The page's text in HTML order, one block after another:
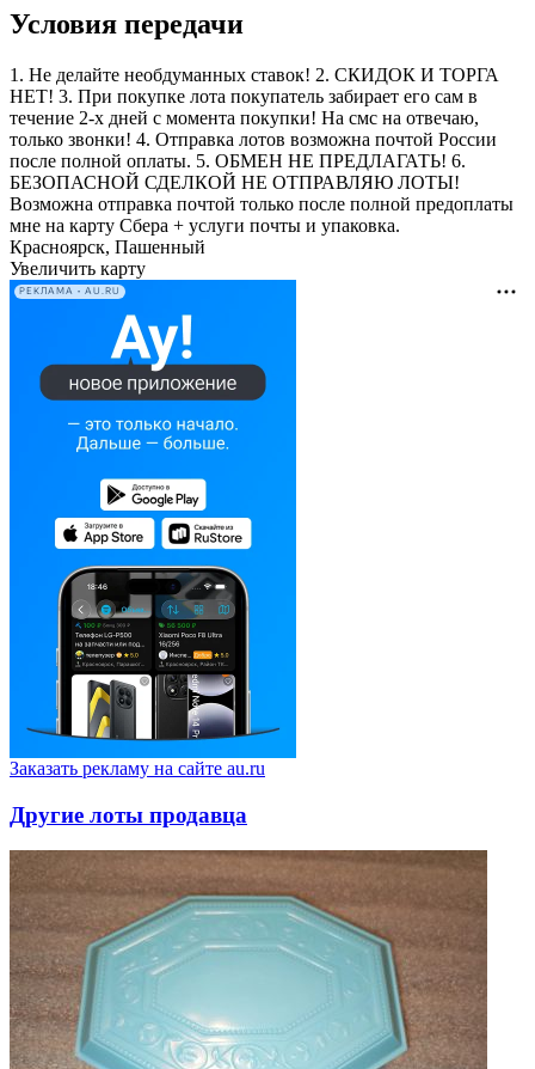
Условия передачи
1. Не делайте необдуманных ставок! 2. СКИДОК И ТОРГА
НЕТ! 3. При покупке лота покупатель забирает его сам в
течение 2-х дней с момента покупки! На смс на отвечаю,
только звонки! 4. Отправка лотов возможна почтой России
после полной оплаты. 5. ОБМЕН НЕ ПРЕДЛАГАТЬ! 6.
БЕЗОПАСНОЙ СДЕЛКОЙ НЕ ОТПРАВЛЯЮ ЛОТЫ!
Возможна отправка почтой только после полной предоплаты
мне на карту Сбера + услуги почты и упаковка.
Красноярск, Пашенный
Увеличить карту
РЕКЛАМА • AU.RU
Заказать рекламу на сайте au.ru
Другие лоты продавца